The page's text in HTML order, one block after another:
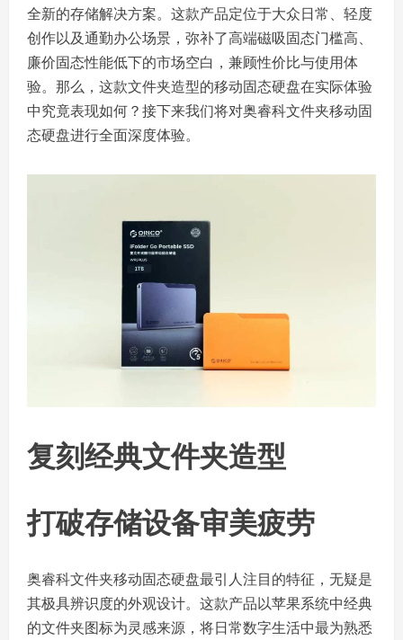
全新的存储解决方案。这款产品定位于大众日常、轻度
创作以及通勤办公场景，弥补了高端磁吸固态门槛高、
廉价固态性能低下的市场空白，兼顾性价比与使用体
验。那么，这款文件夹造型的移动固态硬盘在实际体验
中究竟表现如何？接下来我们将对奥睿科文件夹移动固
态硬盘进行全面深度体验。
复刻经典文件夹造型
打破存储设备审美疲劳
奥睿科文件夹移动固态硬盘最引人注目的特征，无疑是
其极具辨识度的外观设计。这款产品以苹果系统中经典
的文件夹图标为灵感来源，将日常数字生活中最为熟悉